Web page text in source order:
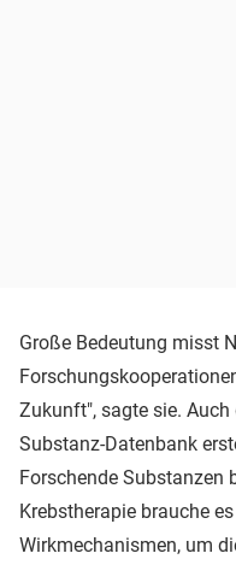
Große Bedeutung misst
Zukunft", sagte sie.
Substanz-Datenbank
Forschende Substanzen
Krebstherapie brauche
Wirkmechanismen, um